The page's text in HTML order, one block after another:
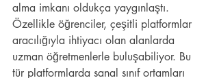
alma imkanı oldukça yaygınlaştı.
Özellikle öğrenciler, çeşitli platformlar
aracılığıyla ihtiyacı olan alanlarda
uzman öğretmenlerle buluşabiliyor. Bu
tür platformlarda sanal sınıf ortamları